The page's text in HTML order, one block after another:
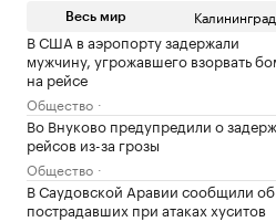
Весь мир Калининград
В США в аэропорту задержали
мужчину, угрожавшего взорвать
на рейсе
Общество
Во Внуково предупредили о
рейсов из-за грозы
Общество
В Саудовской Аравии сообщили об
пострадавших при атаках хуситов